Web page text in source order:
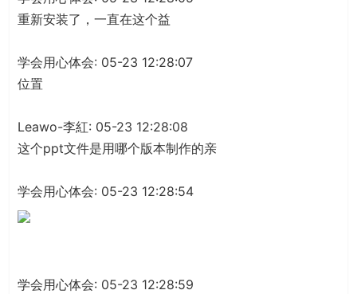
重新安装了，一直在这个益
学会用心体会: 05-23 12:28:07
位置
Leawo-李紅: 05-23 12:28:08
这个ppt文件是用哪个版本制作的亲
学会用心体会: 05-23 12:28:54
学会用心体会: 05-23 12:28:59